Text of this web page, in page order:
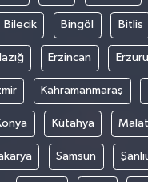
Bilecik Bingöl Bitlis
Erzincan
Kahramanmaraş
Kütahya
Samsun